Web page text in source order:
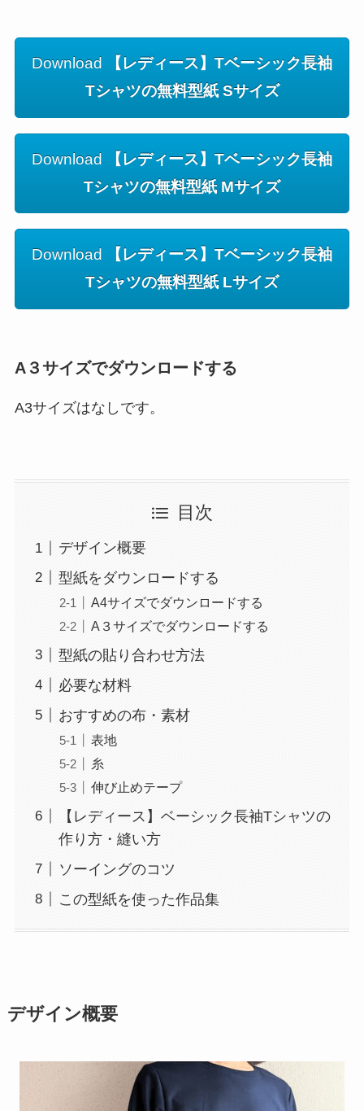
Download
【レディース】Tベーシック長袖
Tシャツの無料型紙 Sサイズ
Download
【レディース】Tベーシック長袖
Tシャツの無料型紙 Mサイズ
Download
【レディース】Tベーシック長袖
Tシャツの無料型紙 Lサイズ
A３サイズでダウンロードする
A3サイズはなしです。
目次
デザイン概要
型紙をダウンロードする
A4サイズでダウンロードする
A３サイズでダウンロードする
型紙の貼り合わせ方法
必要な材料
おすすめの布・素材
表地
糸
伸び止めテープ
【レディース】ベーシック長袖Tシャツの
作り方・縫い方
ソーイングのコツ
この型紙を使った作品集
デザイン概要